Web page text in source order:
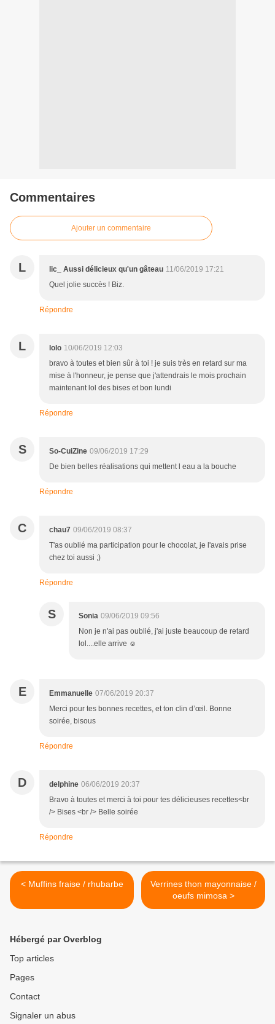
Commentaires
Ajouter un commentaire
L lic_ Aussi délicieux qu'un gâteau 11/06/2019 17:21
Quel jolie succès ! Biz.
Répondre
L lolo 10/06/2019 12:03
bravo à toutes et bien sûr à toi ! je suis très en retard sur ma
mise à l'honneur, je pense que j'attendrais le mois prochain
maintenant lol des bises et bon lundi
Répondre
S So-CuiZine 09/06/2019 17:29
De bien belles réalisations qui mettent l eau a la bouche
Répondre
C chau7 09/06/2019 08:37
T'as oublié ma participation pour le chocolat, je l'avais prise
chez toi aussi ;)
Répondre
S Sonia 09/06/2019 09:56
Non je n'ai pas oublié, j'ai juste beaucoup de retard
lol....elle arrive ☺
E Emmanuelle 07/06/2019 20:37
Merci pour tes bonnes recettes, et ton clin d’œil. Bonne
soirée, bisous
Répondre
D delphine 06/06/2019 20:37
Bravo à toutes et merci à toi pour tes délicieuses recettes<br
/> Bises <br /> Belle soirée
Répondre
< Muffins fraise / rhubarbe
Verrines thon mayonnaise /
oeufs mimosa >
Hébergé par Overblog
Top articles
Pages
Contact
Signaler un abus